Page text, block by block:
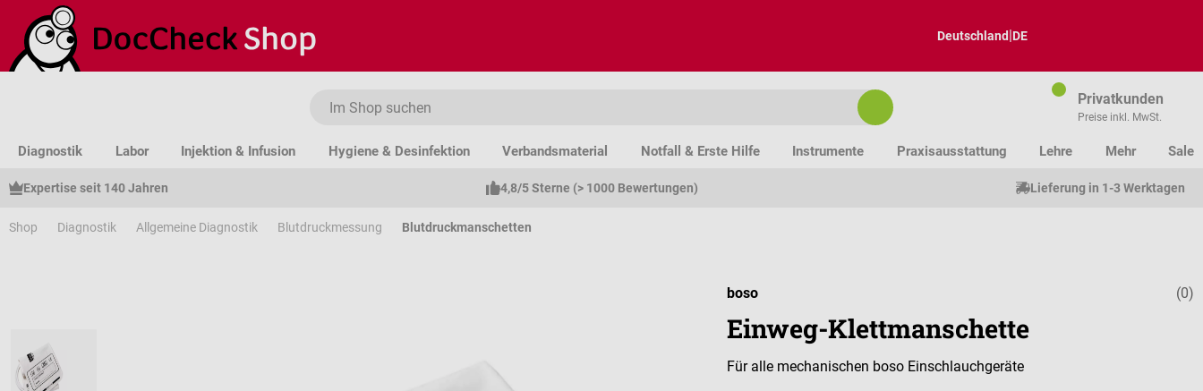
Hauptinhalt springen
Zur Suche springen
Zur Hauptnavigation springen
Deutschland|DE
Privatkunden
Preise inkl. MwSt.
Diagnostik Labor Injektion & Infusion Hygiene & Desinfektion Verbandsmaterial Notfall & Erste Hilfe Instrumente Praxisausstattung Lehre Mehr Sale
Expertise seit 140 Jahren 4,8/5 Sterne (> 1000 Bewertungen) Lieferung in 1-3 Werktagen
Shop Diagnostik Allgemeine Diagnostik Blutdruckmessung Blutdruckmanschetten
(0)
boso
Einweg-Klettmanschette
Für alle mechanischen boso Einschlauchgeräte